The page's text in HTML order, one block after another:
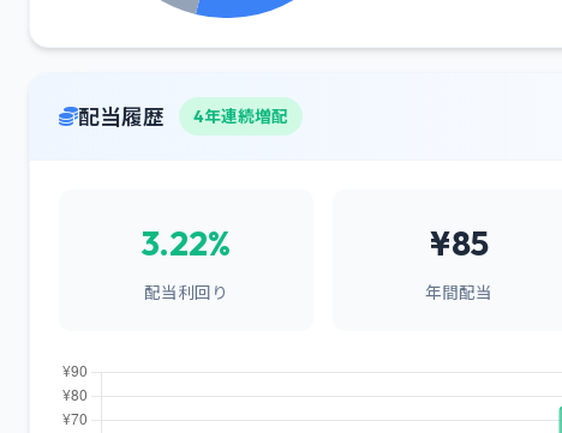
配当履歴 4年連続増配
3.22%
配当利回り
¥85
年間配当